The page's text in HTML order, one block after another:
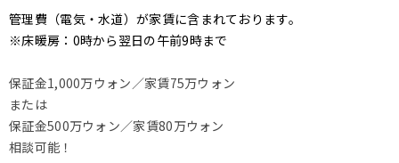
管理費（電気・水道）が家賃に含まれております。
※床暖房：0時から翌日の午前9時まで
保証金1,000万ウォン／家賃75万ウォン
または
保証金500万ウォン／家賃80万ウォン
相談可能！